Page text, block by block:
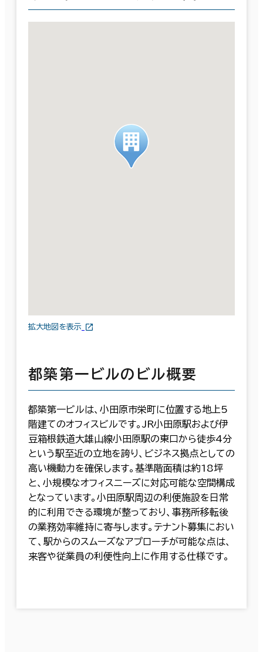
拡大地図を表示
都築第一ビルのビル概要
都築第一ビルは、小田原市栄町に位置する地上5
階建てのオフィスビルです。JR小田原駅および伊
豆箱根鉄道大雄山線小田原駅の東口から徒歩4分
という駅至近の立地を誇り、ビジネス拠点としての
高い機動力を確保します。基準階面積は約18坪
と、小規模なオフィスニーズに対応可能な空間構成
となっています。小田原駅周辺の利便施設を日常
的に利用できる環境が整っており、事務所移転後
の業務効率維持に寄与します。テナント募集におい
て、駅からのスムーズなアプローチが可能な点は、
来客や従業員の利便性向上に作用する仕様です。